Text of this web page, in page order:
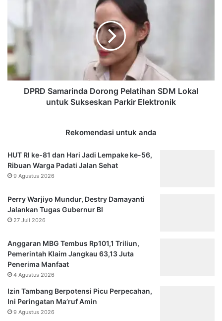
Pelatihan
Lokal
untuk
Sukseskan
Parkir
ElektronikDPRD Samarinda Dorong Pelatihan SDM Lokal
untuk Sukseskan Parkir Elektronik
Rekomendasi untuk anda
HUT RI ke-81 dan Hari Jadi Lempake ke-56,
Ribuan Warga Padati Jalan Sehat
9 Agustus 2026
Perry Warjiyo Mundur, Destry Damayanti
Jalankan Tugas Gubernur BI
27 Juli 2026
Anggaran MBG Tembus Rp101,1 Triliun,
Pemerintah Klaim Jangkau 63,13 Juta
Penerima Manfaat
4 Agustus 2026
Izin Tambang Berpotensi Picu Perpecahan,
Ini Peringatan Ma’ruf Amin
9 Agustus 2026